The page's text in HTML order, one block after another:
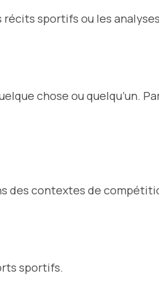
sportifs ou les
chose ou quelqu’un.
des contextes de
sportifs.